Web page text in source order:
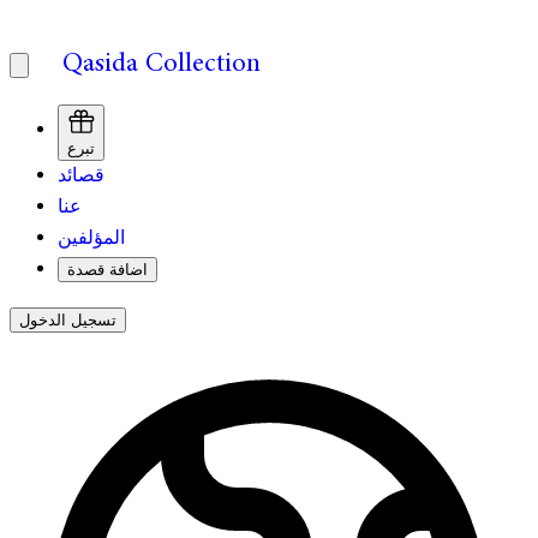
Qasida Collection
تبرع
قصائد
عنا
المؤلفين
اضافة قصدة
تسجيل الدخول